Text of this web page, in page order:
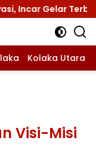
Gelar Terbaik di
Kolaka Utara
Visi-Misi